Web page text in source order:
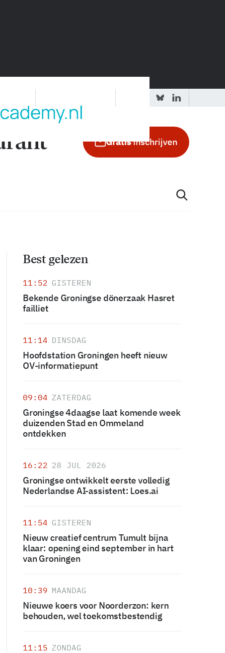
Gratisinschrijven
Best gelezen
11:52 GISTEREN
Bekende Groningse dönerzaak Hasret
failliet
11:14 DINSDAG
Hoofdstation Groningen heeft nieuw
OV-informatiepunt
09:04 ZATERDAG
Groningse 4daagse laat komende week
duizenden Stad en Ommeland
ontdekken
16:22 28 JUL 2026
Groningse ontwikkelt eerste volledig
Nederlandse AI-assistent: Loes.ai
11:54 GISTEREN
Nieuw creatief centrum Tumult bijna
klaar: opening eind september in hart
van Groningen
10:39 MAANDAG
Nieuwe koers voor Noorderzon: kern
behouden, wel toekomstbestendig
11:15 ZONDAG